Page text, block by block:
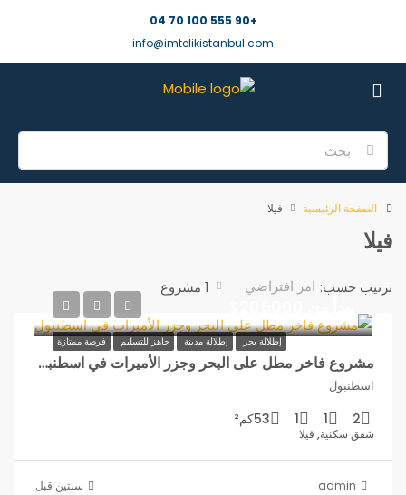
+90 555 100 70 04
info@imtelikistanbul.com
الصفحة الرئيسية فيلا
فيلا
1 مشروع ترتيب حسب: امر افتراضي
إطلالة بحر إطلالة مدينة جاهز للتسليم فرصة ممتازة
مشروع فاخر مطل على البحر وجزر الأميرات في اسطنبول
اسطنبول
2
1
1 53كم²
شقق سكنية, فيلا
admin ‏سنتين قبل